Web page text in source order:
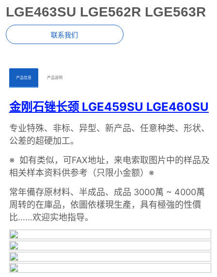
LGE463SU LGE562R LGE563R
联系我们
ㅤㅤ产品信息ㅤㅤ ㅤㅤ产品说明ㅤㅤ